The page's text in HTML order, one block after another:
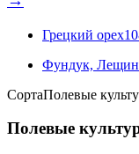
Грецкий орех
Фундук,
СортаПолевые
Полевые